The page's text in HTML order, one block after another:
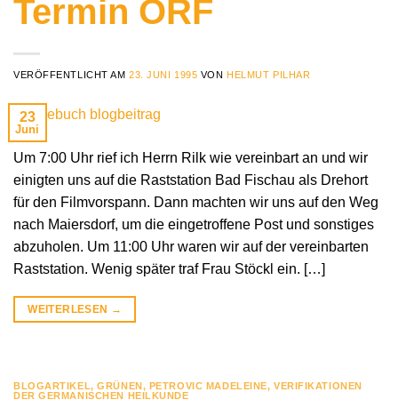
Termin ORF
VERÖFFENTLICHT AM23. JUNI 1995 VON HELMUT PILHAR
23
Juni
Um 7:00 Uhr rief ich Herrn Rilk wie vereinbart an und wir
einigten uns auf die Raststation Bad Fischau als Drehort
für den Filmvorspann. Dann machten wir uns auf den Weg
nach Maiersdorf, um die eingetroffene Post und sonstiges
abzuholen. Um 11:00 Uhr waren wir auf der vereinbarten
Raststation. Wenig später traf Frau Stöckl ein. […]
WEITERLESEN →
BLOGARTIKEL,GRÜNEN, PETROVIC MADELEINE,VERIFIKATIONEN
DER GERMANISCHEN HEILKUNDE